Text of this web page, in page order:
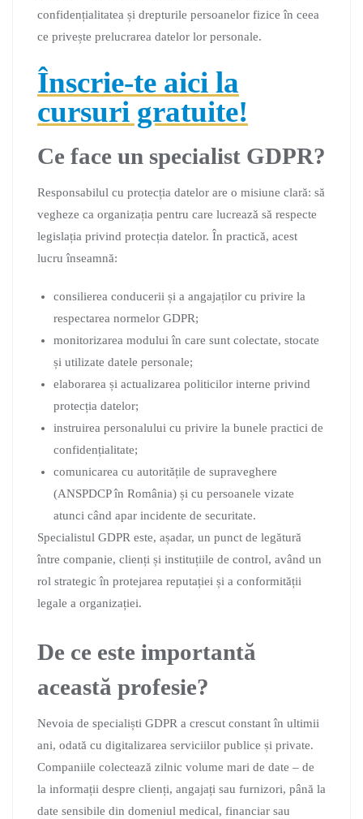
confidențialitatea și drepturile persoanelor fizice în ceea
ce privește prelucrarea datelor lor personale.
Înscrie-te aici la
cursuri gratuite!
Ce face un specialist GDPR?
Responsabilul cu protecția datelor are o misiune clară: să
vegheze ca organizația pentru care lucrează să respecte
legislația privind protecția datelor. În practică, acest
lucru înseamnă:
consilierea conducerii și a angajaților cu privire la
respectarea normelor GDPR;
monitorizarea modului în care sunt colectate, stocate
și utilizate datele personale;
elaborarea și actualizarea politicilor interne privind
protecția datelor;
instruirea personalului cu privire la bunele practici de
confidențialitate;
comunicarea cu autoritățile de supraveghere
(ANSPDCP în România) și cu persoanele vizate
atunci când apar incidente de securitate.
Specialistul GDPR este, așadar, un punct de legătură
între companie, clienți și instituțiile de control, având un
rol strategic în protejarea reputației și a conformității
legale a organizației.
De ce este importantă
această profesie?
Nevoia de specialiști GDPR a crescut constant în ultimii
ani, odată cu digitalizarea serviciilor publice și private.
Companiile colectează zilnic volume mari de date – de
la informații despre clienți, angajați sau furnizori, până la
date sensibile din domeniul medical, financiar sau